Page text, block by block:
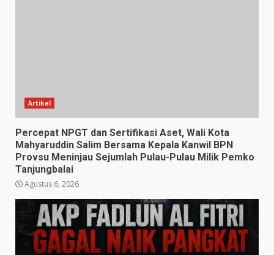
Artikel
Percepat NPGT dan Sertifikasi Aset, Wali Kota
Mahyaruddin Salim Bersama Kepala Kanwil BPN
Provsu Meninjau Sejumlah Pulau-Pulau Milik Pemko
Tanjungbalai
Agustus 6, 2026